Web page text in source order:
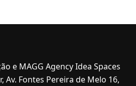
e MAGG Agency Idea Spaces
Av. Fontes Pereira de Melo 16,